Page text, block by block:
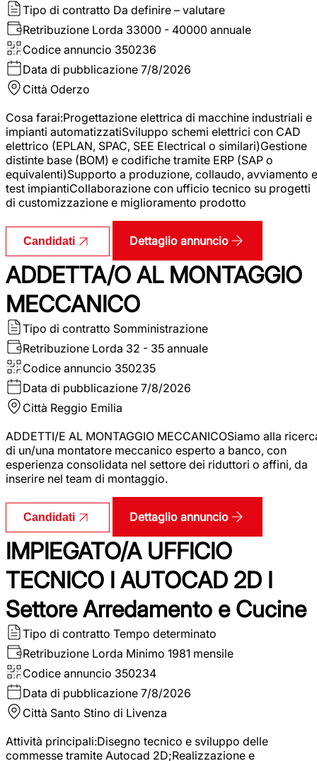
Tipo di contratto Da definire – valutare
Retribuzione Lorda 33000 - 40000 annuale
Codice annuncio 350236
Data di pubblicazione 7/8/2026
Città Oderzo
Cosa farai:Progettazione elettrica di macchine industriali e
impianti automatizzatiSviluppo schemi elettrici con CAD
elettrico (EPLAN, SPAC, SEE Electrical o similari)Gestione
distinte base (BOM) e codifiche tramite ERP (SAP o
equivalenti)Supporto a produzione, collaudo, avviamento e
test impiantiCollaborazione con ufficio tecnico su progetti
di customizzazione e miglioramento prodotto
Candidati Dettaglio annuncio
ADDETTA/O AL MONTAGGIO
MECCANICO
Tipo di contratto Somministrazione
Retribuzione Lorda 32 - 35 annuale
Codice annuncio 350235
Data di pubblicazione 7/8/2026
Città Reggio Emilia
ADDETTI/E AL MONTAGGIO MECCANICOSiamo alla
di un/una montatore meccanico esperto a banco, con
esperienza consolidata nel settore dei riduttori o affini, da
inserire nel team di montaggio.
Candidati Dettaglio annuncio
IMPIEGATO/A UFFICIO
TECNICO I AUTOCAD 2D I
Settore Arredamento e Cucine
Tipo di contratto Tempo determinato
Retribuzione Lorda Minimo 1981 mensile
Codice annuncio 350234
Data di pubblicazione 7/8/2026
Città Santo Stino di Livenza
Attività principali:Disegno tecnico e sviluppo delle
commesse tramite Autocad 2D;Realizzazione e